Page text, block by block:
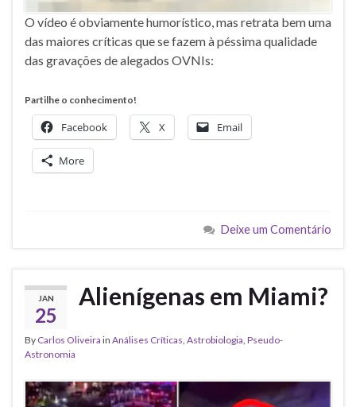
O vídeo é obviamente humorístico, mas retrata bem uma
das maiores críticas que se fazem à péssima qualidade
das gravações de alegados OVNIs:
Partilhe o conhecimento!
Facebook X Email
More
Deixe um Comentário
JAN
25
Alienígenas em Miami?
By Carlos Oliveira in Análises Críticas, Astrobiologia, Pseudo-
Astronomia